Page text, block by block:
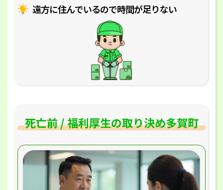
遠方に住んでいるので時間が足りない
死亡前 / 福利厚生の取り決め多賀町